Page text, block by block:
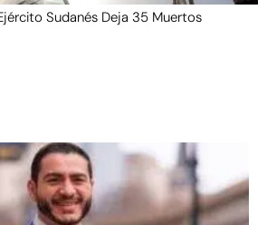
Sudanés Deja 35 Muertos